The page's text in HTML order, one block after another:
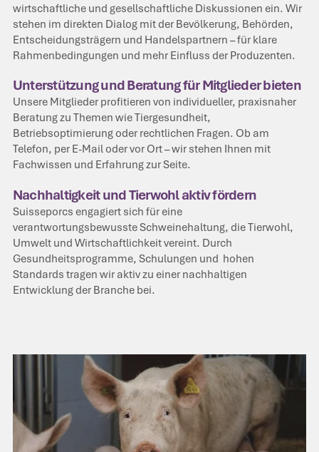
wirtschaftliche und gesellschaftliche Diskussionen ein. Wir
stehen im direkten Dialog mit der Bevölkerung, Behörden,
Entscheidungsträgern und Handelspartnern – für klare
Rahmenbedingungen und mehr Einfluss der Produzenten.
Unterstützung und Beratung für Mitglieder bieten
Unsere Mitglieder profitieren von individueller, praxisnaher
Beratung zu Themen wie Tiergesundheit,
Betriebsoptimierung oder rechtlichen Fragen. Ob am
Telefon, per E-Mail oder vor Ort – wir stehen Ihnen mit
Fachwissen und Erfahrung zur Seite.
Nachhaltigkeit und Tierwohl aktiv fördern
Suisseporcs engagiert sich für eine
verantwortungsbewusste Schweinehaltung, die Tierwohl,
Umwelt und Wirtschaftlichkeit vereint. Durch
Gesundheitsprogramme, Schulungen und hohen
Standards tragen wir aktiv zu einer nachhaltigen
Entwicklung der Branche bei.